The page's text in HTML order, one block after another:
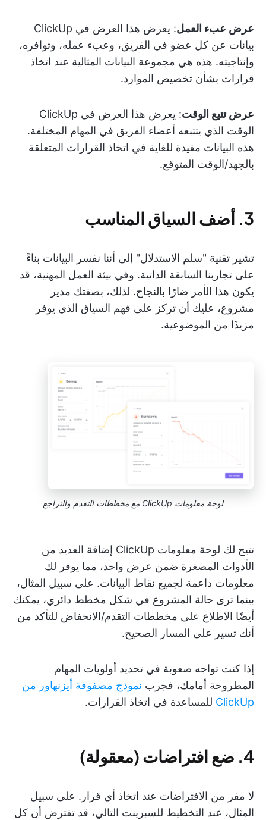
عرض عبء العمل
: يعرض هذا العرض في ClickUp
بيانات عن كل عضو في الفريق، وعبء عمله، وتوافره،
وإنتاجيته. هذه هي مجموعة البيانات المثالية عند اتخاذ
قرارات بشأن تخصيص الموارد.
عرض تتبع الوقت
: يعرض هذا العرض في ClickUp
الوقت الذي يتتبعه أعضاء الفريق في المهام المختلفة.
هذه البيانات مفيدة للغاية في اتخاذ القرارات المتعلقة
بالجهد/الوقت المتوقع.
3. أضف السياق المناسب
تشير تقنية "سلم الاستدلال" إلى أننا نفسر البيانات بناءً
على تجاربنا السابقة الذاتية. وفي بيئة العمل المهنية، قد
يكون هذا الأمر ضارًا بالنجاح. لذلك، بصفتك مدير
مشروع، عليك أن تركز على فهم السياق الذي يوفر
مزيدًا من الموضوعية.
لوحة معلومات ClickUp مع مخططات التقدم والتراجع
تتيح لك لوحة معلومات ClickUp إضافة العديد من
الأدوات المصغرة ضمن عرض واحد، مما يوفر لك
معلومات داعمة لجميع نقاط البيانات. على سبيل المثال،
بينما ترى حالة المشروع في شكل مخطط دائري، يمكنك
أيضًا الاطلاع على مخططات التقدم/الانخفاض للتأكد من
أنك تسير على المسار الصحيح.
إذا كنت تواجه صعوبة في تحديد أولويات المهام
المطروحة أمامك، فجرب نموذج مصفوفة أيزنهاور من
ClickUp للمساعدة في اتخاذ القرارات.
4. ضع افتراضات (معقولة)
لا مفر من الافتراضات عند اتخاذ أي قرار. على سبيل
المثال، عند التخطيط للسبرينت التالي، قد تفترض أن كل